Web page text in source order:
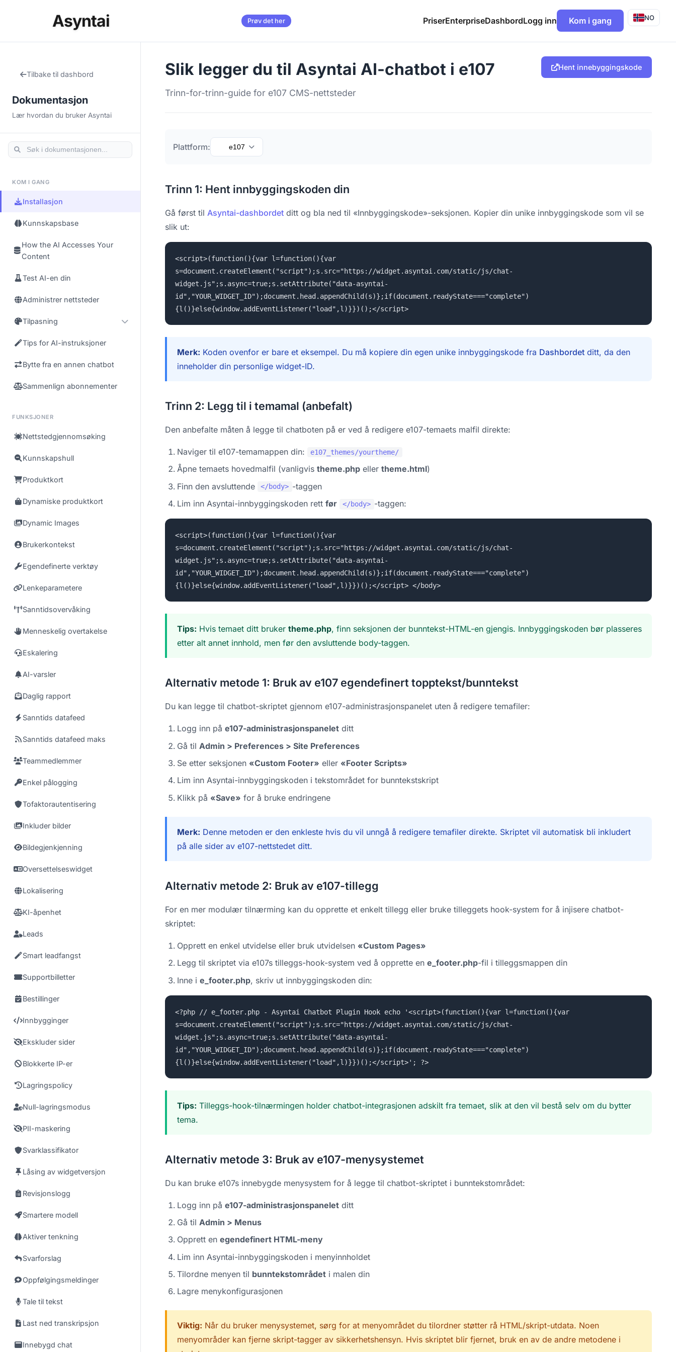
Asyntai Prøv det her PriserEnterpriseDashbordLogg inn Kom i gang NO
Tilbake til dashbord
Dokumentasjon
Lær hvordan du bruker Asyntai
KOM I GANG
Installasjon
Kunnskapsbase
How the AI Accesses Your
Content
Test AI-en din
Administrer nettsteder
Tilpasning
Tips for AI-instruksjoner
Bytte fra en annen chatbot
Sammenlign abonnementer
FUNKSJONER
Nettstedgjennomsøking
Kunnskapshull
Produktkort
Dynamiske produktkort
Dynamic Images
Brukerkontekst
Egendefinerte verktøy
Lenkeparametere
Sanntidsovervåking
Menneskelig overtakelse
Eskalering
AI-varsler
Daglig rapport
Sanntids datafeed
Sanntids datafeed maks
Teammedlemmer
Enkel pålogging
Tofaktorautentisering
Inkluder bilder
Bildegjenkjenning
Oversettelseswidget
Lokalisering
KI-åpenhet
Leads
Smart leadfangst
Supportbilletter
Bestillinger
Innbygginger
Ekskluder sider
Blokkerte IP-er
Lagringspolicy
Null-lagringsmodus
PII-maskering
Svarklassifikator
Låsing av widgetversjon
Revisjonslogg
Smartere modell
Aktiver tenkning
Svarforslag
Oppfølgingsmeldinger
Tale til tekst
Last ned transkripsjon
Innebygd chat
Slik legger du til Asyntai AI-chatbot i e107
Trinn-for-trinn-guide for e107 CMS-nettsteder
Hent innebyggingskode
Plattform: e107
Trinn 1: Hent innbyggingskoden din
Gå først til Asyntai-dashbordet ditt og bla ned til «Innbyggingskode»-seksjonen. Kopier din unike innbyggingskode som vil se
slik ut:
<script>(function(){var l=function(){var
s=document.createElement("script");s.src="https://widget.asyntai.com/static/js/chat-
widget.js";s.async=true;s.setAttribute("data-asyntai-
id","YOUR_WIDGET_ID");document.head.appendChild(s)};if(document.readyState==="complete")
{l()}else{window.addEventListener("load",l)}})();</script>
Merk: Koden ovenfor er bare et eksempel. Du må kopiere din egen unike innbyggingskode fra Dashbordet ditt, da den
inneholder din personlige widget-ID.
Trinn 2: Legg til i temamal (anbefalt)
Den anbefalte måten å legge til chatboten på er ved å redigere e107-temaets malfil direkte:
Naviger til e107-temamappen din: e107_themes/yourtheme/
Åpne temaets hovedmalfil (vanligvis theme.php eller theme.html)
Finn den avsluttende
</body> -taggen
Lim inn Asyntai-innbyggingskoden rett før </body> -taggen:
<script>(function(){var l=function(){var
s=document.createElement("script");s.src="https://widget.asyntai.com/static/js/chat-
widget.js";s.async=true;s.setAttribute("data-asyntai-
id","YOUR_WIDGET_ID");document.head.appendChild(s)};if(document.readyState==="complete")
{l()}else{window.addEventListener("load",l)}})();</script> </body>
Tips: Hvis temaet ditt bruker theme.php, finn seksjonen der bunntekst-HTML-en gjengis. Innbyggingskoden bør plasseres
etter alt annet innhold, men før den avsluttende body-taggen.
Alternativ metode 1: Bruk av e107 egendefinert topptekst/bunntekst
Du kan legge til chatbot-skriptet gjennom e107-administrasjonspanelet uten å redigere temafiler:
Logg inn på e107-administrasjonspanelet ditt
Gå til Admin > Preferences > Site Preferences
Se etter seksjonen «Custom Footer» eller «Footer Scripts»
Lim inn Asyntai-innbyggingskoden i tekstområdet for bunntekstskript
Klikk på «Save» for å bruke endringene
Merk: Denne metoden er den enkleste hvis du vil unngå å redigere temafiler direkte. Skriptet vil automatisk bli inkludert
på alle sider av e107-nettstedet ditt.
Alternativ metode 2: Bruk av e107-tillegg
For en mer modulær tilnærming kan du opprette et enkelt tillegg eller bruke tilleggets hook-system for å injisere chatbot-
skriptet:
Opprett en enkel utvidelse eller bruk utvidelsen «Custom Pages»
Legg til skriptet via e107s tilleggs-hook-system ved å opprette en e_footer.php-fil i tilleggsmappen din
Inne i e_footer.php, skriv ut innbyggingskoden din:
<?php // e_footer.php - Asyntai Chatbot Plugin Hook echo '<script>(function(){var l=function(){var
s=document.createElement("script");s.src="https://widget.asyntai.com/static/js/chat-
widget.js";s.async=true;s.setAttribute("data-asyntai-
id","YOUR_WIDGET_ID");document.head.appendChild(s)};if(document.readyState==="complete")
{l()}else{window.addEventListener("load",l)}})();</script>'; ?>
Tips: Tilleggs-hook-tilnærmingen holder chatbot-integrasjonen adskilt fra temaet, slik at den vil bestå selv om du bytter
tema.
Alternativ metode 3: Bruk av e107-menysystemet
Du kan bruke e107s innebygde menysystem for å legge til chatbot-skriptet i bunntekstområdet:
Logg inn på e107-administrasjonspanelet ditt
Gå til Admin > Menus
Opprett en egendefinert HTML-meny
Lim inn Asyntai-innbyggingskoden i menyinnholdet
Tilordne menyen til bunntekstområdet i malen din
Lagre menykonfigurasjonen
Viktig: Når du bruker menysystemet, sørg for at menyområdet du tilordner støtter rå HTML/skript-utdata. Noen
menyområder kan fjerne skript-tagger av sikkerhetshensyn. Hvis skriptet blir fjernet, bruk en av de andre metodene i